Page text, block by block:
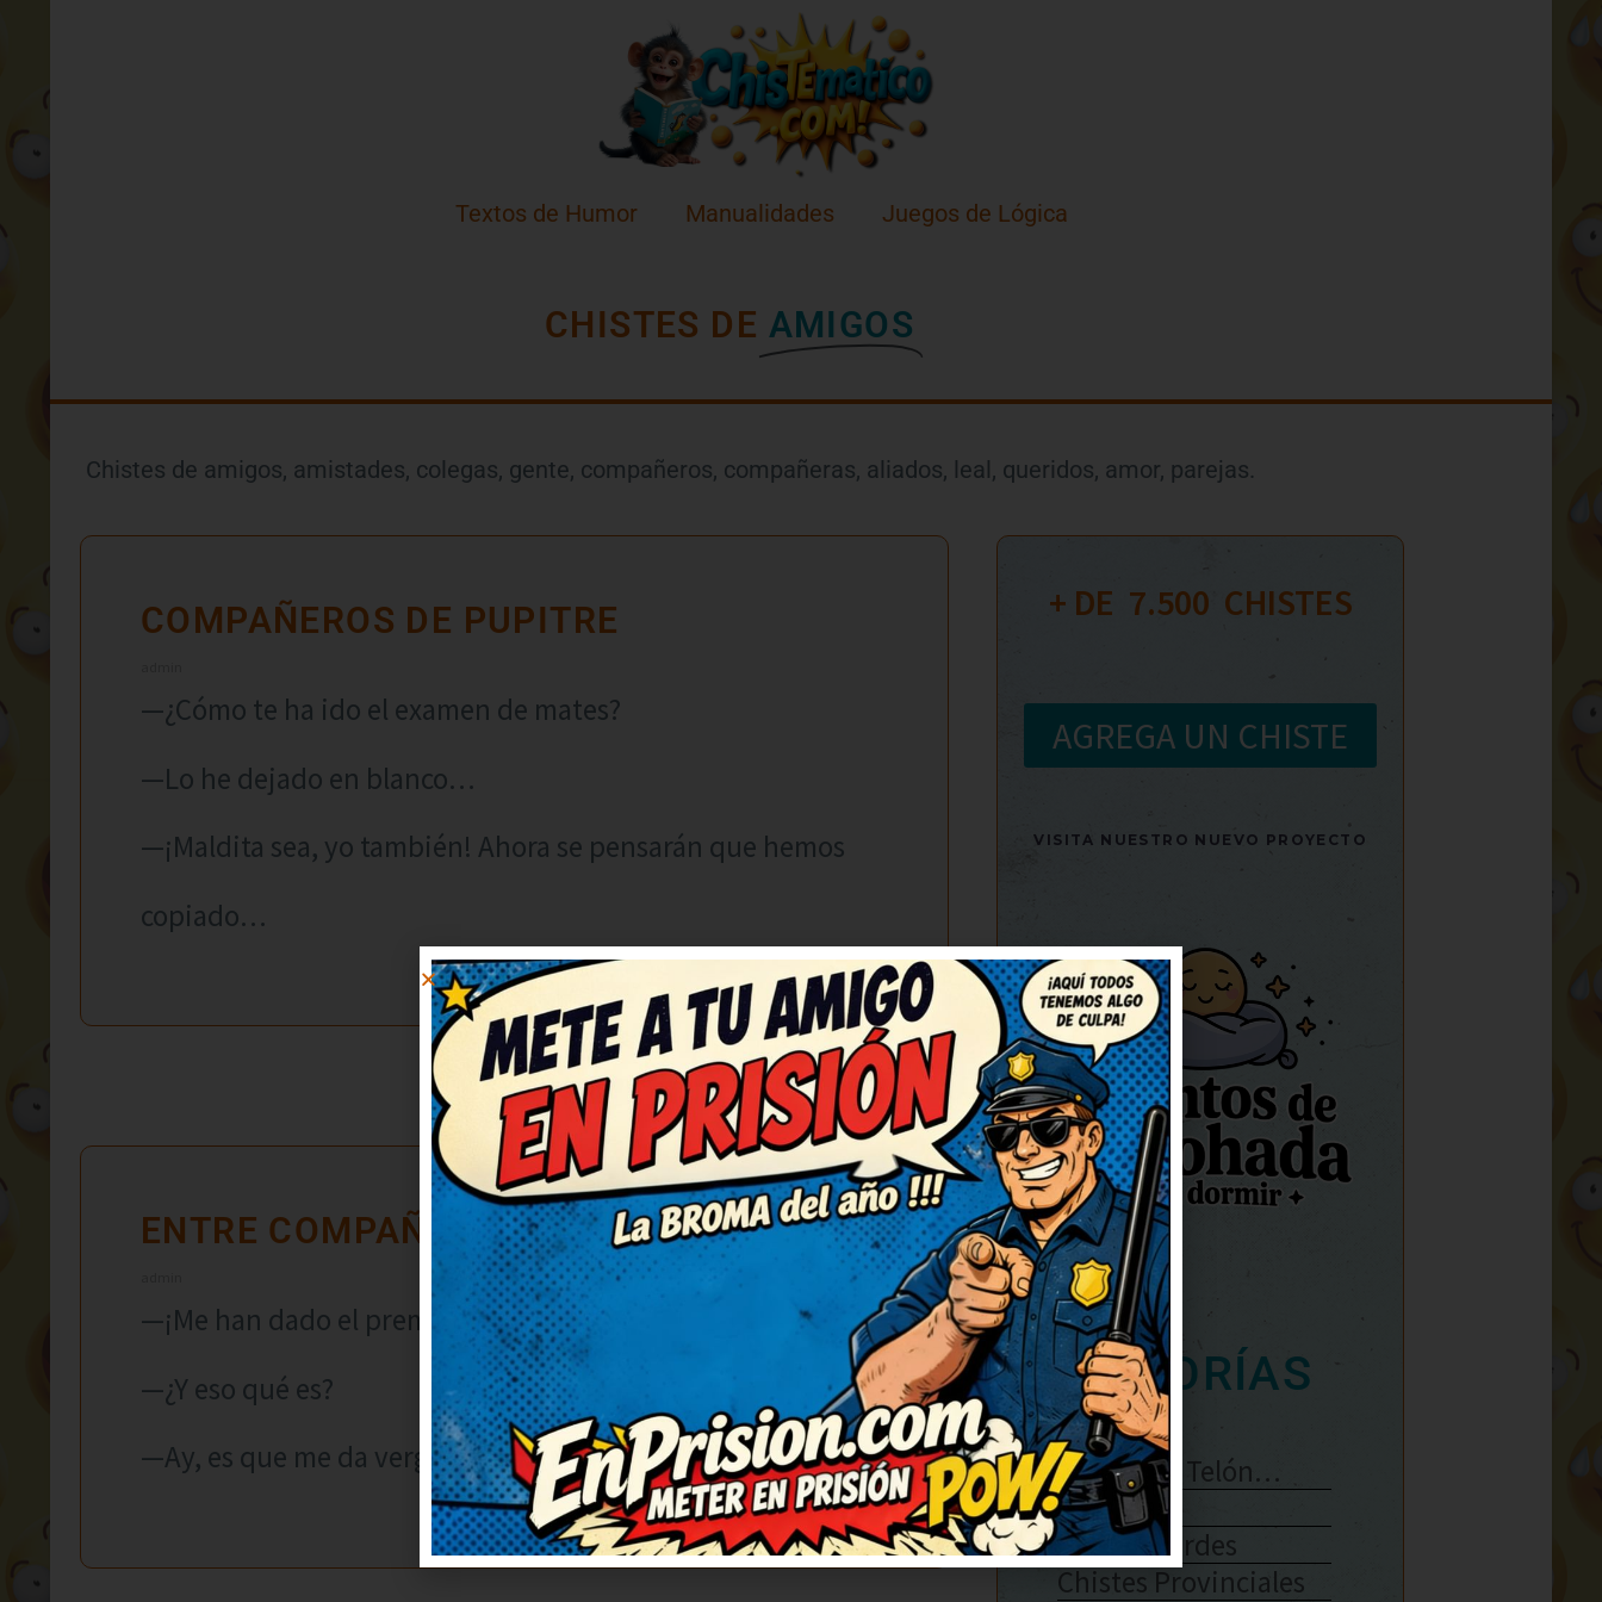
Textos de Humor Manualidades Juegos de Lógica
CHISTES DE AMIGOS
Chistes de amigos, amistades, colegas, gente, compañeros, compañeras, aliados, leal, queridos, amor, parejas.
COMPAÑEROS DE PUPITRE
—¿Cómo te ha ido el examen de mates?
—Lo he dejado en blanco…
—¡Maldita sea, yo también! Ahora se pensarán que hemos
copiado…
ENTRE COMPAÑEROS
—¡Me han dado el premio al roedor más tímido!
—¿Y eso qué es?
—Ay, es que me da vergüenza decírtelo…
+ DE 7.500
  CHISTES
AGREGA UN CHISTE
VISITA NUESTRO NUEVO PROYECTO
CATEGORÍAS
Se Abre El Telón…
Enlaces
Chistes Verdes
Chistes Provinciales